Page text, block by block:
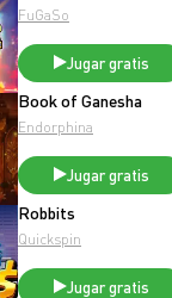
FuGaSo
Jugar gratis
Book of Ganesha
Endorphina
Jugar gratis
Robbits
Quickspin
Jugar gratis